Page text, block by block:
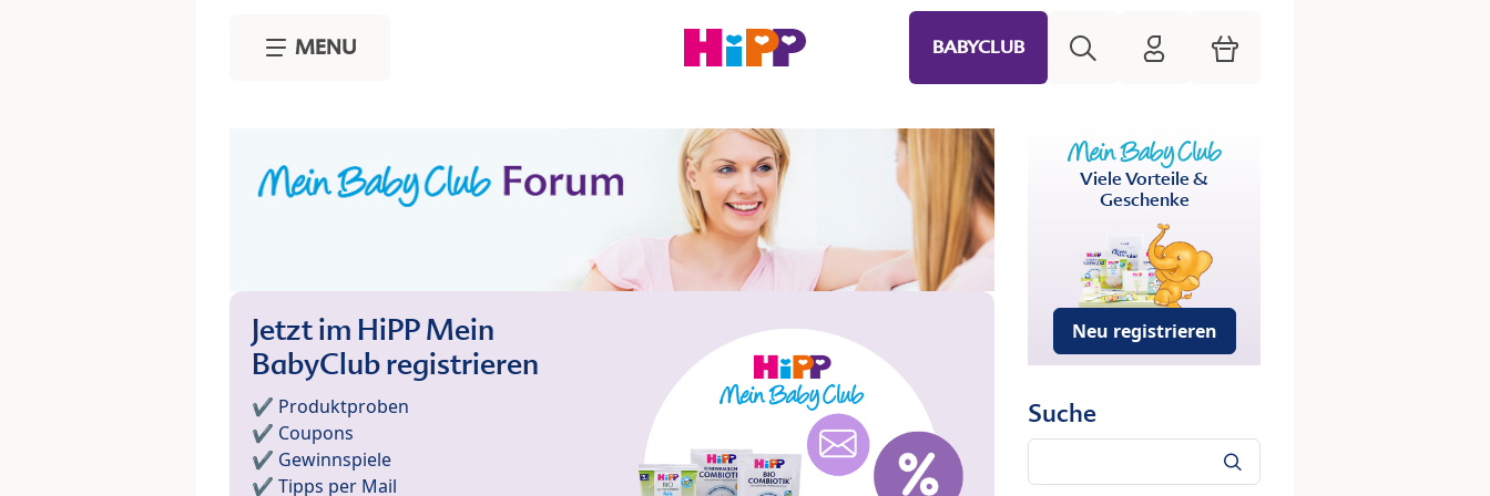
MENU BABYCLUB HiPP Mein Babyclub
Warenkorb
Jetzt im HiPP Mein
BabyClub registrieren
✔️ Produktproben
✔️ Coupons
✔️ Gewinnspiele
✔️ Tipps per Mail
Viele Vorteile &
Geschenke
Neu registrieren
Suche